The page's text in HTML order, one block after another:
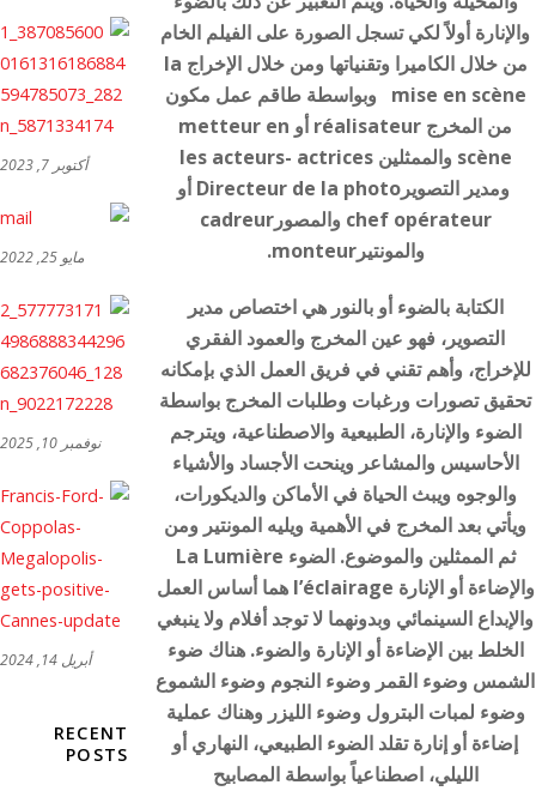
والإنارة أولاً لكي تسجل الصورة على الفيلم الخام
من خلال الكاميرا وتقنياتها ومن خلال الإخراج la
mise en scène وبواسطة طاقم عمل مكون
من المخرج réalisateur أو metteur en
scène والممثلين les acteurs- actrices
ومدير التصويرDirecteur de la photo أو
chef opérateur والمصورcadreur
والمونتيرmonteur.
الكتابة بالضوء أو بالنور هي اختصاص مدير
التصوير، فهو عين المخرج والعمود الفقري
للإخراج، وأهم تقني في فريق العمل الذي بإمكانه
تحقيق تصورات ورغبات وطلبات المخرج بواسطة
الضوء والإنارة، الطبيعية والاصطناعية، ويترجم
الأحاسيس والمشاعر وينحت الأجساد والأشياء
والوجوه ويبث الحياة في الأماكن والديكورات،
ويأتي بعد المخرج في الأهمية ويليه المونتير ومن
ثم الممثلين والموضوع. الضوء La Lumière
والإضاءة أو الإنارة l’éclairage هما أساس العمل
والإبداع السينمائي وبدونهما لا توجد أفلام ولا ينبغي
الخلط بين الإضاءة أو الإنارة والضوء. هناك ضوء
الشمس وضوء القمر وضوء النجوم وضوء الشموع
وضوء لمبات البترول وضوء الليزر وهناك عملية
إضاءة أو إنارة تقلد الضوء الطبيعي، النهاري أو
الليلي، اصطناعياً بواسطة المصابيح
أكتوبر 7, 2023
مايو 25, 2022
نوفمبر 10, 2025
أبريل 14, 2024
RECENT
POSTS